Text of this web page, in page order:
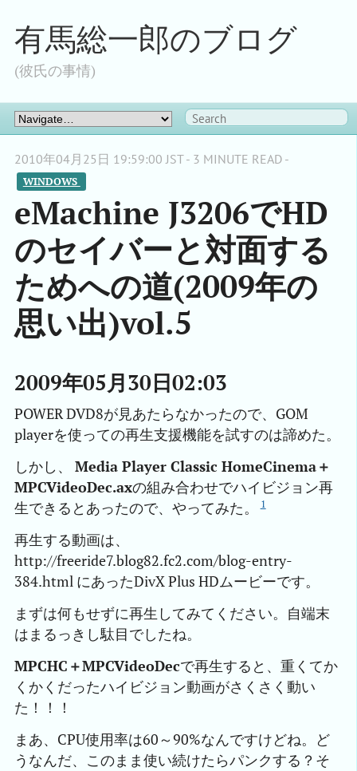
有馬総一郎のブログ
(彼氏の事情)
2010年04月25日 19:59:00 JST - 3 MINUTE READ -
WINDOWS
eMachine J3206でHD
のセイバーと対面する
ためへの道(2009年の
思い出)vol.5
2009年05月30日02:03
POWER DVD8が見あたらなかったので、GOM
playerを使っての再生支援機能を試すのは諦めた。
しかし、 Media Player Classic HomeCinema＋
MPCVideoDec.axの組み合わせでハイビジョン再
生できるとあったので、やってみた。
1
再生する動画は、
http://freeride7.blog82.fc2.com/blog-entry-
384.html にあったDivX Plus HDムービーです。
まずは何もせずに再生してみてください。自端末
はまるっきし駄目でしたね。
MPCHC＋MPCVideoDecで再生すると、重くてか
くかくだったハイビジョン動画がさくさく動い
た！！！
まあ、CPU使用率は60～90%なんですけどね。ど
うなんだ、このまま使い続けたらパンクする？そ